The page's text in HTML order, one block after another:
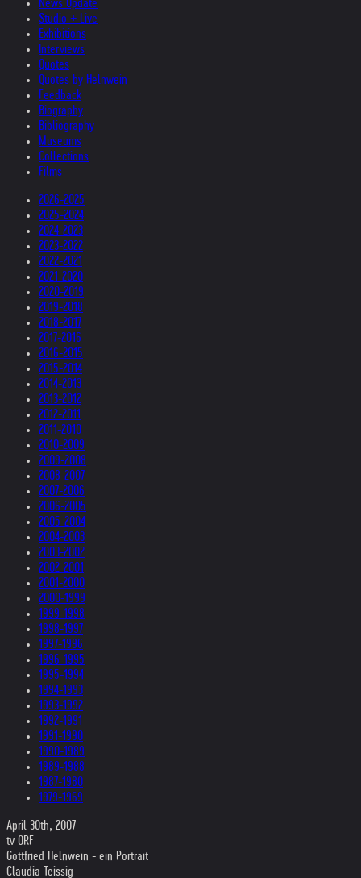
News Update
Studio + Live
Exhibitions
Interviews
Quotes
Quotes by Helnwein
Feedback
Biography
Bibliography
Museums
Collections
Films
2026-2025
2025-2024
2024-2023
2023-2022
2022-2021
2021-2020
2020-2019
2019-2018
2018-2017
2017-2016
2016-2015
2015-2014
2014-2013
2013-2012
2012-2011
2011-2010
2010-2009
2009-2008
2008-2007
2007-2006
2006-2005
2005-2004
2004-2003
2003-2002
2002-2001
2001-2000
2000-1999
1999-1998
1998-1997
1997-1996
1996-1995
1995-1994
1994-1993
1993-1992
1992-1991
1991-1990
1990-1989
1989-1988
1987-1980
1979-1969
April 30th, 2007
tv ORF
Gottfried Helnwein - ein Portrait
Claudia Teissig